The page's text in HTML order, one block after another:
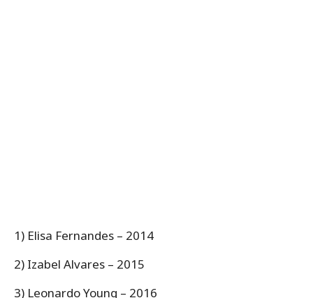
1) Elisa Fernandes – 2014
2) Izabel Alvares – 2015
3) Leonardo Young – 2016